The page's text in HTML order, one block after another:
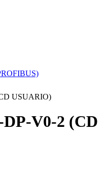
USUARIO)
V0-2 (CD